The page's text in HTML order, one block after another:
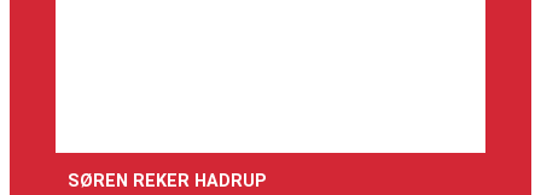
SØREN REKER HADRUP